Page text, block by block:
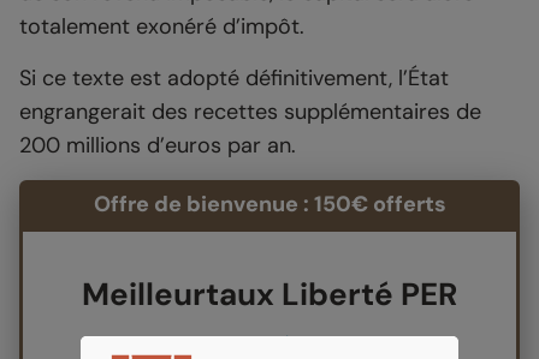
totalement exonéré d’impôt.
Si ce texte est adopté définitivement, l’État
engrangerait des recettes supplémentaires de
200 millions d’euros par an.
Offre de bienvenue : 150€ offerts
Meilleurtaux Liberté PER